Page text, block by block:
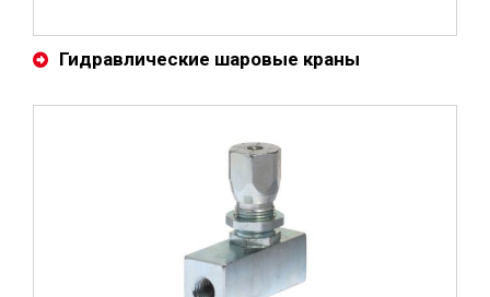
Гидравлические шаровые краны